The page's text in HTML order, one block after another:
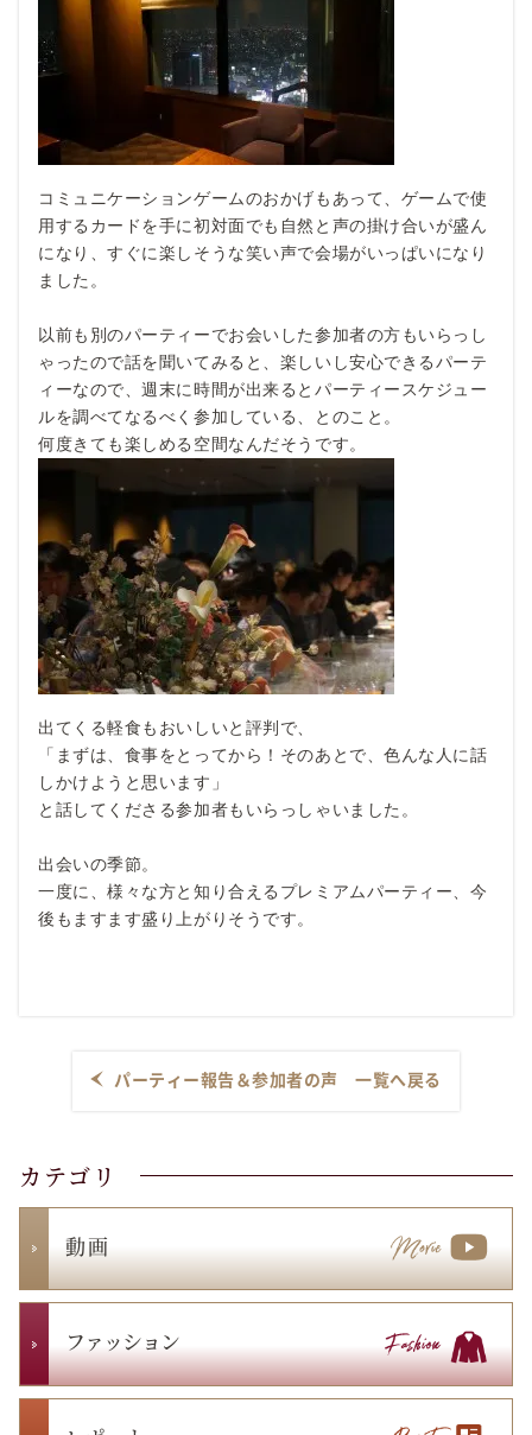
コミュニケーションゲームのおかげもあって、ゲームで使
用するカードを手に初対面でも自然と声の掛け合いが盛ん
になり、すぐに楽しそうな笑い声で会場がいっぱいになり
ました。
以前も別のパーティーでお会いした参加者の方もいらっし
ゃったので話を聞いてみると、楽しいし安心できるパーテ
ィーなので、週末に時間が出来るとパーティースケジュー
ルを調べてなるべく参加している、とのこと。
何度きても楽しめる空間なんだそうです。
出てくる軽食もおいしいと評判で、
「まずは、食事をとってから！そのあとで、色んな人に話
しかけようと思います」
と話してくださる参加者もいらっしゃいました。
出会いの季節。
一度に、様々な方と知り合えるプレミアムパーティー、今
後もますます盛り上がりそうです。
パーティー報告＆参加者の声 一覧へ戻る
カテゴリ
動 画
ファッション